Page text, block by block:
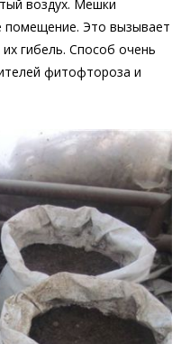
воздух. Мешки
помещение. Это вызывает
гибель. Способ очень
фитофтороза и